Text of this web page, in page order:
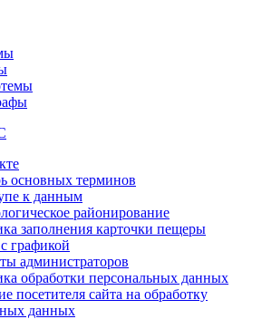
основных терминов
к данным
районирование
заполнения карточки пещеры
графикой
администраторов
обработки персональных данных
посетителя сайта на обработку
данных